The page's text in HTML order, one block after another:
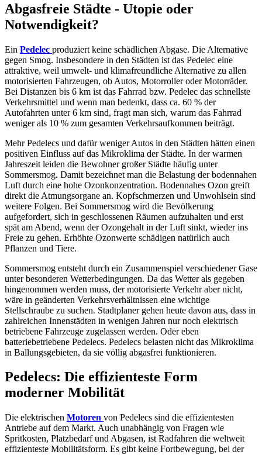
Abgasfreie Städte - Utopie oder
Notwendigkeit?
Ein Pedelec produziert keine schädlichen Abgase. Die Alternative
gegen Smog. Insbesondere in den Städten ist das Pedelec eine
attraktive, weil umwelt- und klimafreundliche Alternative zu allen
motorisierten Fahrzeugen, ob Autos, Motorroller oder Motorräder.
Bei Distanzen bis 6 km ist das Fahrrad bzw. Pedelec das schnellste
Verkehrsmittel und wenn man bedenkt, dass ca. 60 % der
Autofahrten unter 6 km sind, fragt man sich, warum das Fahrrad
weniger als 10 % zum gesamten Verkehrsaufkommen beiträgt.
Mehr Pedelecs und dafür weniger Autos in den Städten hätten einen
positiven Einfluss auf das Mikroklima der Städte. In der warmen
Jahreszeit leiden die Bewohner großer Städte häufig unter
Sommersmog. Damit bezeichnet man die Belastung der bodennahen
Luft durch eine hohe Ozonkonzentration. Bodennahes Ozon greift
direkt die Atmungsorgane an. Kopfschmerzen und Unwohlsein sind
weitere Folgen. Bei Sommersmog wird die Bevölkerung
aufgefordert, sich in geschlossenen Räumen aufzuhalten und erst
spät am Abend, wenn der Ozongehalt in der Luft sinkt, wieder ins
Freie zu gehen. Erhöhte Ozonwerte schädigen natürlich auch
Pflanzen und Tiere.
Sommersmog entsteht durch ein Zusammenspiel verschiedener Gase
unter besonderen Wetterbedingungen. Da das Wetter als gegeben
hingenommen werden muss, der motorisierte Verkehr aber nicht,
wäre in geänderten Verkehrsverhältnissen eine wichtige
Stellschraube zu suchen. Stadtplaner gehen heute davon aus, dass in
zahlreichen Innenstädten in wenigen Jahren nur noch elektrisch
betriebene Fahrzeuge zugelassen werden. Oder eben
batteriebetriebene Pedelecs. Pedelecs belasten nicht das Mikroklima
in Ballungsgebieten, da sie völlig abgasfrei funktionieren.
Pedelecs: Die effizienteste Form
moderner Mobilität
Die elektrischen Motoren von Pedelecs sind die effizientesten
Antriebe auf dem Markt. Auch unabhängig von Fragen wie
Spritkosten, Platzbedarf und Abgasen, ist Radfahren die weltweit
effizienteste Mobilitätsform. Es gibt keine Fortbewegung, bei der